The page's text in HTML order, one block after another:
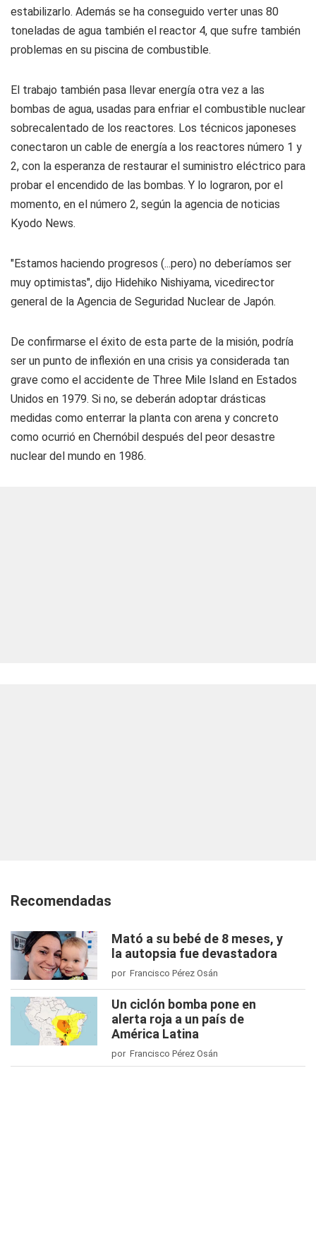
estabilizarlo. Además se ha conseguido verter unas 80
toneladas de agua también el reactor 4, que sufre también
problemas en su piscina de combustible.
El trabajo también pasa llevar energía otra vez a las
bombas de agua, usadas para enfriar el combustible nuclear
sobrecalentado de los reactores. Los técnicos japoneses
conectaron un cable de energía a los reactores número 1 y
2, con la esperanza de restaurar el suministro eléctrico para
probar el encendido de las bombas. Y lo lograron, por el
momento, en el número 2, según la agencia de noticias
Kyodo News.
"Estamos haciendo progresos (...pero) no deberíamos ser
muy optimistas", dijo Hidehiko Nishiyama, vicedirector
general de la Agencia de Seguridad Nuclear de Japón.
De confirmarse el éxito de esta parte de la misión, podría
ser un punto de inflexión en una crisis ya considerada tan
grave como el accidente de Three Mile Island en Estados
Unidos en 1979. Si no, se deberán adoptar drásticas
medidas como enterrar la planta con arena y concreto
como ocurrió en Chernóbil después del peor desastre
nuclear del mundo en 1986.
Recomendadas
Mató a su bebé de 8 meses, y
la autopsia fue devastadora
por Francisco Pérez Osán
Un ciclón bomba pone en
alerta roja a un país de
América Latina
por Francisco Pérez Osán